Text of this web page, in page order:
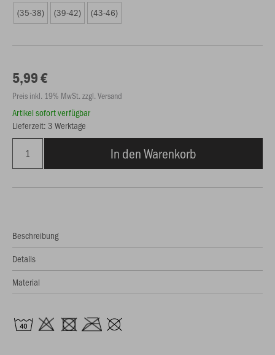
(35-38) (39-42) (43-46)
5,99 €
Preis inkl. 19% MwSt. zzgl. Versand
Artikel sofort verfügbar
Lieferzeit: 3 Werktage
In den Warenkorb
Beschreibung
Details
Material